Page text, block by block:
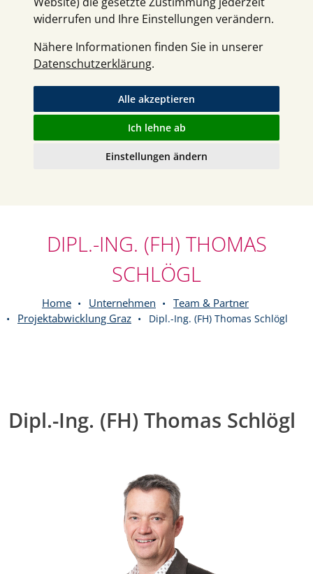
widerrufen und Ihre Einstellungen verändern.
Nähere Informationen finden Sie in unserer
Datenschutzerklärung.
Alle akzeptieren
Ich lehne ab
Einstellungen ändern
DIPL.-ING. (FH) THOMAS
SCHLÖGL
Home Unternehmen
Team & Partner
Projektabwicklung Graz
Dipl.-Ing. (FH) Thomas Schlögl
Dipl.-Ing. (FH) Thomas Schlögl